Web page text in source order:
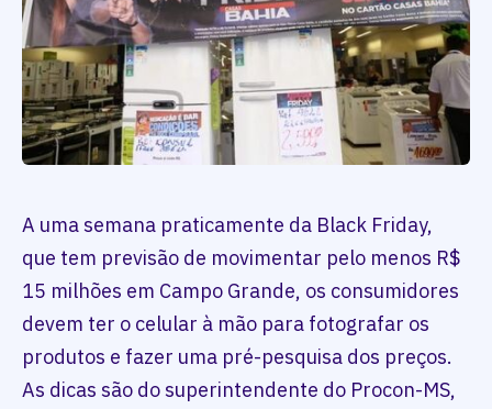
A uma semana praticamente da Black Friday,
que tem previsão de movimentar pelo menos R$
15 milhões em Campo Grande, os consumidores
devem ter o celular à mão para fotografar os
produtos e fazer uma pré-pesquisa dos preços.
As dicas são do superintendente do Procon-MS,